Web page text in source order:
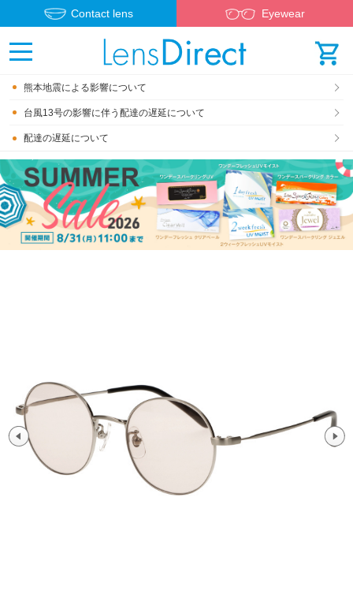
Contact lens Eyewear
熊本地震による影響について
台風13号の影響に伴う配達の遅延について
配達の遅延について